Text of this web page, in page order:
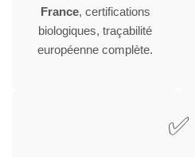
France, certifications
biologiques, traçabilité
européenne complète.
✅